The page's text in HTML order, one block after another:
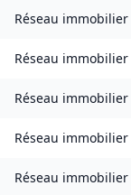
Réseau immobilier
Réseau immobilier
Réseau immobilier
Réseau immobilier
Réseau immobilier